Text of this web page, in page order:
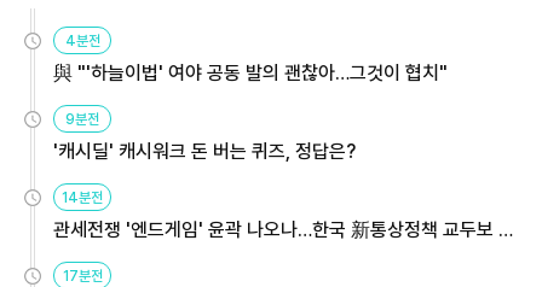
4분전
與 "'하늘이법' 여야 공동 발의 괜찮아…그것이 협치"
9분전
'캐시딜' 캐시워크 돈 버는 퀴즈, 정답은?
14분전
관세전쟁 '엔드게임' 윤곽 나오나…한국 新통상정책 교두보 활
용해야
17분전